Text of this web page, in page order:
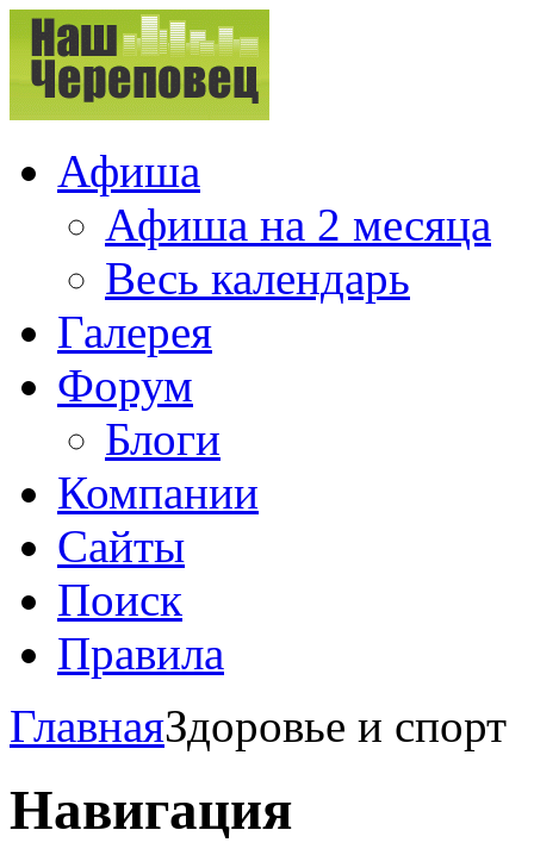
Афиша
Афиша на 2 месяца
Весь календарь
Галерея
Форум
Блоги
Компании
Сайты
Поиск
Правила
ГлавнаяЗдоровье и спорт
Навигация